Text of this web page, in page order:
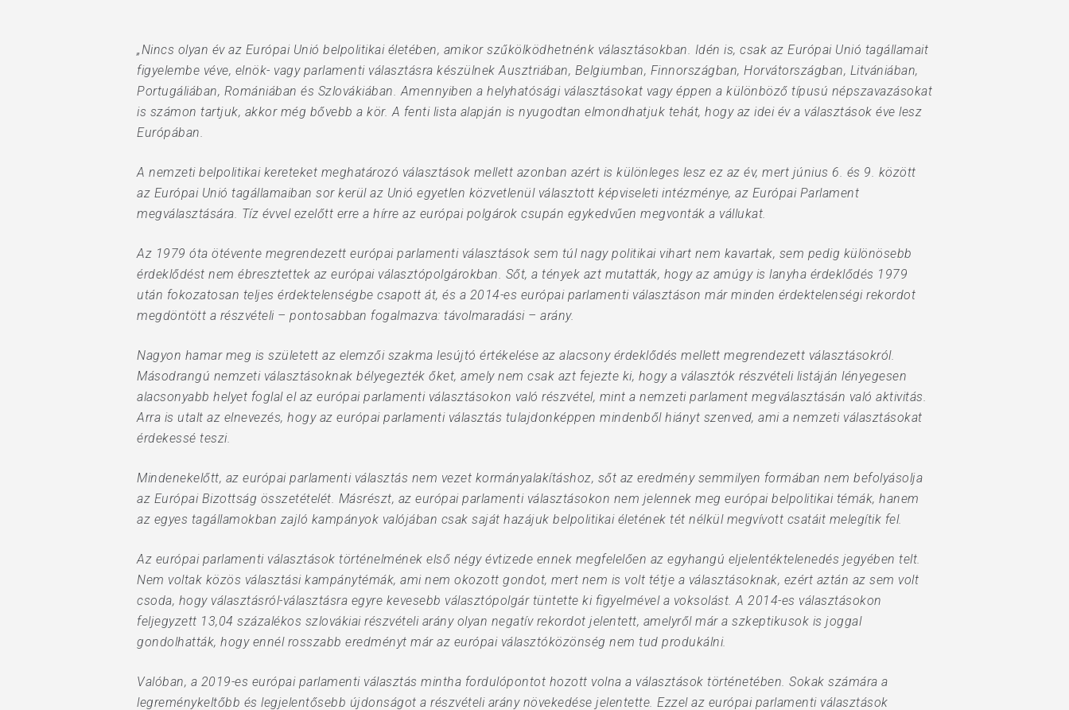
Hit enter to search or ESC to close
„Nincs olyan év az Európai Unió belpolitikai életében, amikor szűkölködhetnénk választásokban. Idén is, csak az Európai Unió tagállamait
figyelembe véve, elnök- vagy parlamenti választásra készülnek Ausztriában, Belgiumban, Finnországban, Horvátországban, Litvániában,
Portugáliában, Romániában és Szlovákiában. Amennyiben a helyhatósági választásokat vagy éppen a különböző típusú népszavazásokat
is számon tartjuk, akkor még bővebb a kör. A fenti lista alapján is nyugodtan elmondhatjuk tehát, hogy az idei év a választások éve lesz
Európában.
A nemzeti belpolitikai kereteket meghatározó választások mellett azonban azért is különleges lesz ez az év, mert június 6. és 9. között
az Európai Unió tagállamaiban sor kerül az Unió egyetlen közvetlenül választott képviseleti intézménye, az Európai Parlament
megválasztására. Tíz évvel ezelőtt erre a hírre az európai polgárok csupán egykedvűen megvonták a vállukat.
Az 1979 óta ötévente megrendezett európai parlamenti választások sem túl nagy politikai vihart nem kavartak, sem pedig különösebb
érdeklődést nem ébresztettek az európai választópolgárokban. Sőt, a tények azt mutatták, hogy az amúgy is lanyha érdeklődés 1979
után fokozatosan teljes érdektelenségbe csapott át, és a 2014-es európai parlamenti választáson már minden érdektelenségi rekordot
megdöntött a részvételi – pontosabban fogalmazva: távolmaradási – arány.
Nagyon hamar meg is született az elemzői szakma lesújtó értékelése az alacsony érdeklődés mellett megrendezett választásokról.
Másodrangú nemzeti választásoknak bélyegezték őket, amely nem csak azt fejezte ki, hogy a választók részvételi listáján lényegesen
alacsonyabb helyet foglal el az európai parlamenti választásokon való részvétel, mint a nemzeti parlament megválasztásán való aktivitás.
Arra is utalt az elnevezés, hogy az európai parlamenti választás tulajdonképpen mindenből hiányt szenved, ami a nemzeti választásokat
érdekessé teszi.
Mindenekelőtt, az európai parlamenti választás nem vezet kormányalakításhoz, sőt az eredmény semmilyen formában nem befolyásolja
az Európai Bizottság összetételét. Másrészt, az európai parlamenti választásokon nem jelennek meg európai belpolitikai témák, hanem
az egyes tagállamokban zajló kampányok valójában csak saját hazájuk belpolitikai életének tét nélkül megvívott csatáit melegítik fel.
Az európai parlamenti választások történelmének első négy évtizede ennek megfelelően az egyhangú eljelentéktelenedés jegyében telt.
Nem voltak közös választási kampánytémák, ami nem okozott gondot, mert nem is volt tétje a választásoknak, ezért aztán az sem volt
csoda, hogy választásról-választásra egyre kevesebb választópolgár tüntette ki figyelmével a voksolást. A 2014-es választásokon
feljegyzett 13,04 százalékos szlovákiai részvételi arány olyan negatív rekordot jelentett, amelyről már a szkeptikusok is joggal
gondolhatták, hogy ennél rosszabb eredményt már az európai választóközönség nem tud produkálni.
Valóban, a 2019-es európai parlamenti választás mintha fordulópontot hozott volna a választások történetében. Sokak számára a
legreménykeltőbb és legjelentősebb újdonságot a részvételi arány növekedése jelentette. Ezzel az európai parlamenti választások